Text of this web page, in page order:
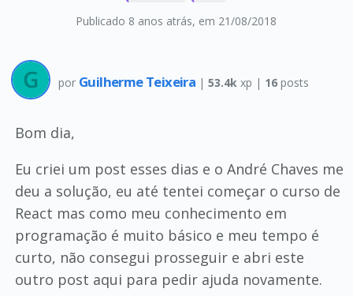
Publicado 8 anos atrás, em 21/08/2018
por Guilherme Teixeira | 53.4k xp | 16posts
Bom dia,
Eu criei um post esses dias e o André Chaves me
deu a solução, eu até tentei começar o curso de
React mas como meu conhecimento em
programação é muito básico e meu tempo é
curto, não consegui prosseguir e abri este
outro post aqui para pedir ajuda novamente.